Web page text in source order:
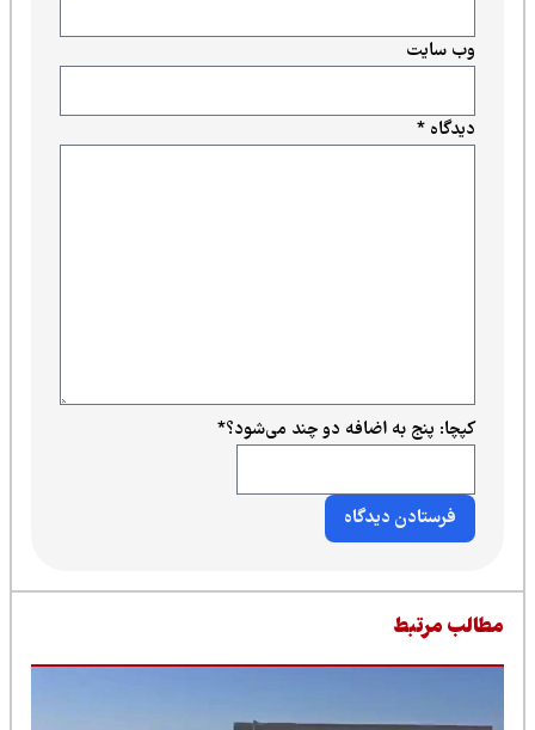
دیدگاه*
وب‌ سایت
کپچا: پنج به اضافه دو چند می‌شود؟*
مرتبط